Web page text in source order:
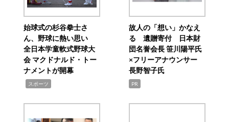
始球式の杉谷拳士さ
ん、野球に熱い思い
全日本学童軟式野球大
会 マクドナルド・トー
ナメントが開幕
スポーツ
故人の「想い」かなえ
る 遺贈寄付 日本財
団名誉会長 笹川陽平氏
×フリーアナウンサー
長野智子氏
PR